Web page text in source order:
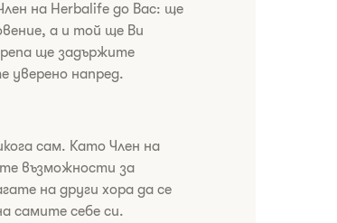
на Herbalife до Вас: ще
а и той ще Ви
ще задържите
уверено напред.
сам. Като Член на
възможности за
на други хора да се
самите себе си.